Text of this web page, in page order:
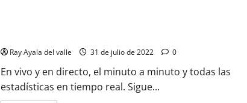
Ray Ayala del valle 31 de julio de 2022 0
En vivo y en directo, el minuto a minuto y todas las
estadísticas en tiempo real. Sigue...